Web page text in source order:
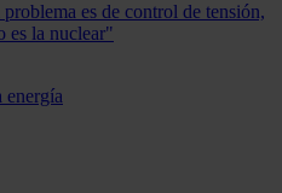
es de control de tensión,
es la nuclear"